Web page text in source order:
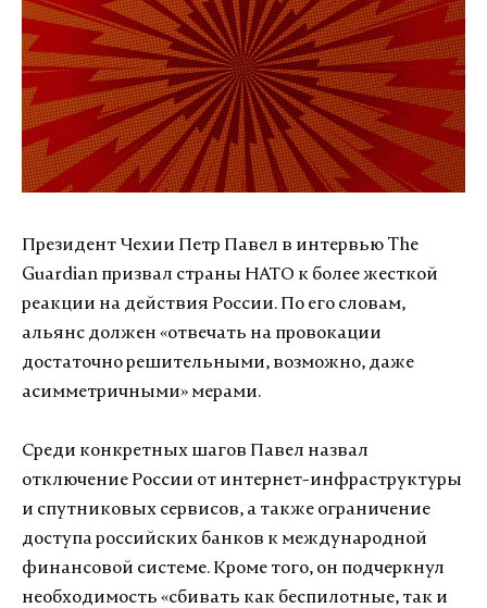
Президент Чехии Петр Павел в интервью The
Guardian призвал страны НАТО к более жесткой
реакции на действия России. По его словам,
альянс должен «отвечать на провокации
достаточно решительными, возможно, даже
асимметричными» мерами.
Среди конкретных шагов Павел назвал
отключение России от интернет-инфраструктуры
и спутниковых сервисов, а также ограничение
доступа российских банков к международной
финансовой системе. Кроме того, он подчеркнул
необходимость «сбивать как беспилотные, так и